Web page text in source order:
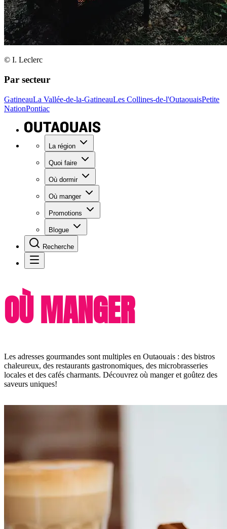
© I. Leclerc
Par secteur
GatineauLa Vallée-de-la-GatineauLes Collines-de-l'OutaouaisPetite
NationPontiac
La région
Quoi faire
Où dormir
Où manger
Promotions
Blogue
Recherche
OÙ MANGER
Les adresses gourmandes sont multiples en Outaouais : des bistros
chaleureux, des restaurants gastronomiques, des microbrasseries
locales et des cafés charmants. Découvrez où manger et goûtez des
saveurs uniques!